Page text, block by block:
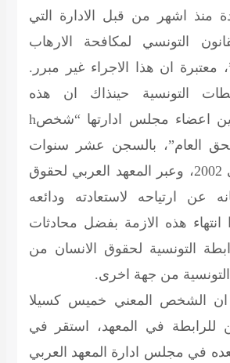
منذ اشهر من قبل الادارة التي
التونسي لمكافحة الارهاب
معتبرة ان هذا الاجراء غير مبرر.
التونسية حينذاك ان هذه
المنظمة تضم بين اعضاء مجلس ادارتها “شخصh
العام”، بالسجن عشر سنوات
بعد محاكمته في 2002، وعبر المعهد العربي لحقوق
عن ارتياحه لاستعادته ودائعه
انتهاء هذه الازمة بفضل محادثات
التونسية لحقوق الانسان من
من جهة اخرى.
ان الشخص المعني خميس كسيلا
للرابطة في المعهد، استقر في
في مجلس ادارة المعهد العربي